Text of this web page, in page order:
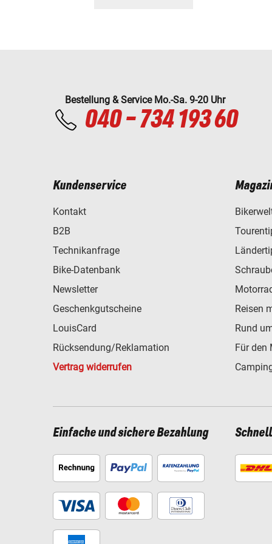
Bestellung & Service Mo.-Sa. 9-20 Uhr
040 - 734 193 60
Kundenservice
Kontakt
B2B
Technikanfrage
Bike-Datenbank
Newsletter
Geschenkgutscheine
LouisCard
Rücksendung/Reklamation
Vertrag widerrufen
Reisen
Rund
Für den
Einfache und sichere Bezahlung